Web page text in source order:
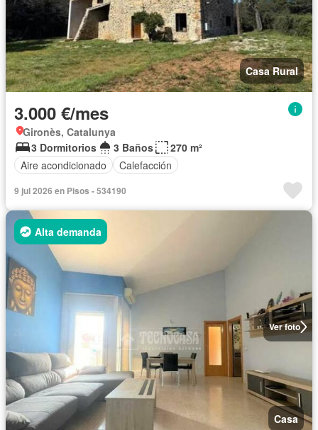
Casa Rural
3.000 €/mes
Gironès, Catalunya
3 Dormitorios
3 Baños
270 m²
Aire acondicionado
Calefacción
9 jul 2026 en Pisos - 534190
Ver foto
Alta demanda
Casa